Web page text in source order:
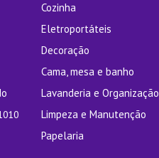
Cozinha
Eletroportáteis
Decoração
Cama, mesa e banho
Lavanderia e Organização
Limpeza e Manutenção
Papelaria